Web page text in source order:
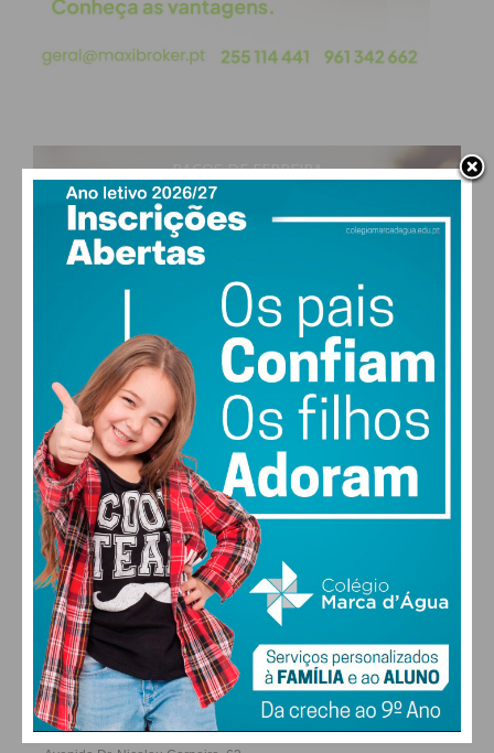
PAÇOS DE FERREIRA
18°
clear sky
84% humidade
MAX 18 • MIN 18
30°
SEX
28
SÁB
27 °
DOM
29 °
SEG
ALTERAR
FARMACIAS DE SERVIÇO EM PAÇOS DE
FERREIRA